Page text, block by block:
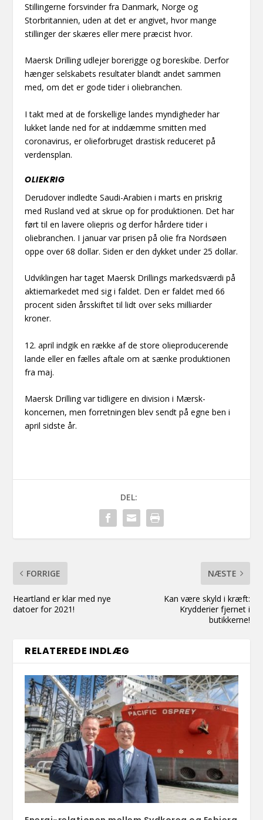
Stillingerne forsvinder fra Danmark, Norge og
Storbritannien, uden at det er angivet, hvor mange
stillinger der skæres eller mere præcist hvor.
Maersk Drilling udlejer borerigge og boreskibe. Derfor
hænger selskabets resultater blandt andet sammen
med, om det er gode tider i oliebranchen.
I takt med at de forskellige landes myndigheder har
lukket lande ned for at inddæmme smitten med
coronavirus, er olieforbruget drastisk reduceret på
verdensplan.
OLIEKRIG
Derudover indledte Saudi-Arabien i marts en priskrig
med Rusland ved at skrue op for produktionen. Det har
ført til en lavere oliepris og derfor hårdere tider i
oliebranchen. I januar var prisen på olie fra Nordsøen
oppe over 68 dollar. Siden er den dykket under 25 dollar.
Udviklingen har taget Maersk Drillings markedsværdi på
aktiemarkedet med sig i faldet. Den er faldet med 66
procent siden årsskiftet til lidt over seks milliarder
kroner.
12. april indgik en række af de store olieproducerende
lande eller en fælles aftale om at sænke produktionen
fra maj.
Maersk Drilling var tidligere en division i Mærsk-
koncernen, men forretningen blev sendt på egne ben i
april sidste år.
DEL:
FORRIGE
Heartland er klar med nye
datoer for 2021!
NÆSTE
Kan være skyld i kræft:
Krydderier fjernet i
butikkerne!
RELATEREDE INDLÆG